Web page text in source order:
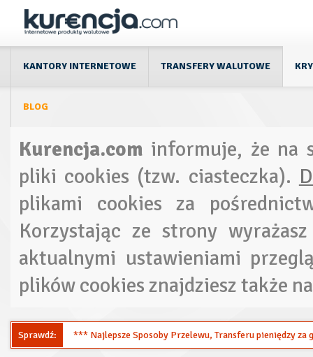
KANTORY INTERNETOWE TRANSFERY WALUTOWE
BLOG
Kurencja.com informuje, że na
pliki cookies (tzw. ciasteczka).
plikami cookies za
Korzystając ze strony
aktualnymi ustawieniami
plików cookies znajdziesz także
Sprawdź: *** Najlepsze Sposoby Przelewu, Transferu pieniędzy